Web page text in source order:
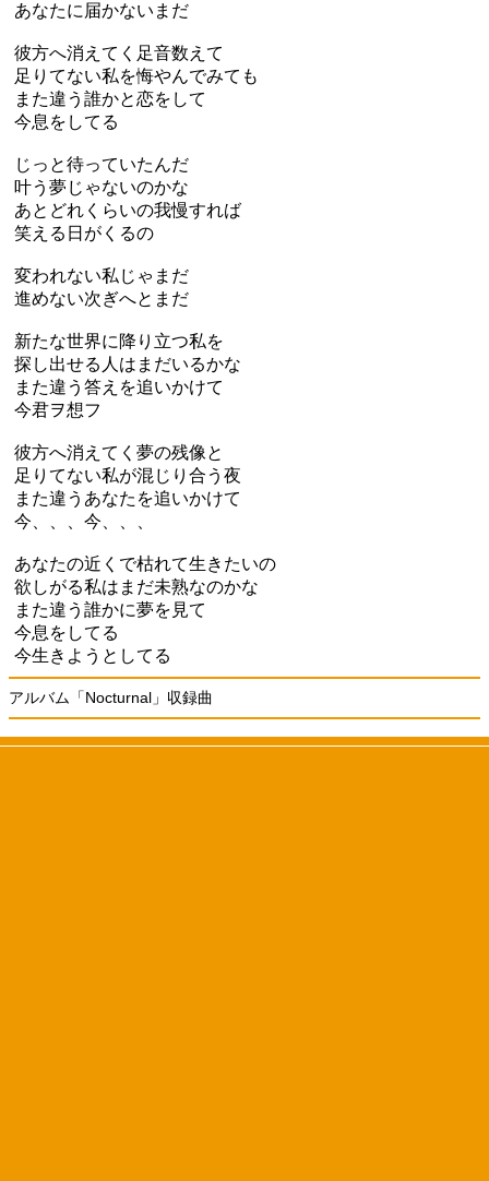
あなたに届かないまだ
彼方へ消えてく足音数えて
足りてない私を悔やんでみても
また違う誰かと恋をして
今息をしてる
じっと待っていたんだ
叶う夢じゃないのかな
あとどれくらいの我慢すれば
笑える日がくるの
変われない私じゃまだ
進めない次ぎへとまだ
新たな世界に降り立つ私を
探し出せる人はまだいるかな
また違う答えを追いかけて
今君ヲ想フ
彼方へ消えてく夢の残像と
足りてない私が混じり合う夜
また違うあなたを追いかけて
今、、、今、、、
あなたの近くで枯れて生きたいの
欲しがる私はまだ未熟なのかな
また違う誰かに夢を見て
今息をしてる
今生きようとしてる
アルバム「Nocturnal」収録曲